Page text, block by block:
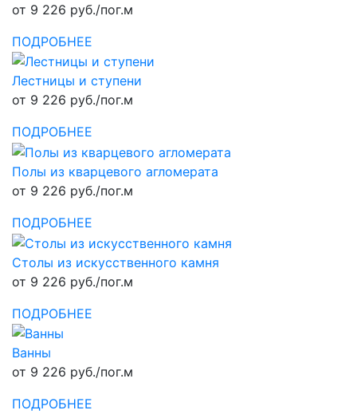
от 9 226 руб./пог.м
ПОДРОБНЕЕ
Лестницы и ступени
от 9 226 руб./пог.м
ПОДРОБНЕЕ
Полы из кварцевого агломерата
от 9 226 руб./пог.м
ПОДРОБНЕЕ
Столы из искусственного камня
от 9 226 руб./пог.м
ПОДРОБНЕЕ
Ванны
от 9 226 руб./пог.м
ПОДРОБНЕЕ